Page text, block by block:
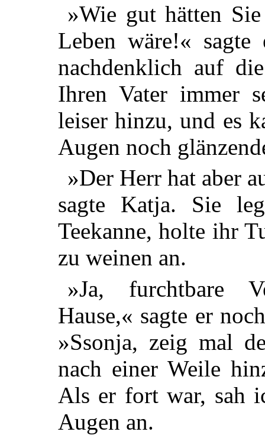
»Wie gut hätten
Leben wäre!«
nachdenklich auf
Ihren Vater immer
leiser hinzu, und es
Augen noch
»Der Herr hat aber
sagte Katja. Sie
Teekanne, holte ihr
zu weinen an.
»Ja, furchtbare
Hause,« sagte er
»Ssonja, zeig mal
nach einer Weile
Als er fort war, sah
Augen an.